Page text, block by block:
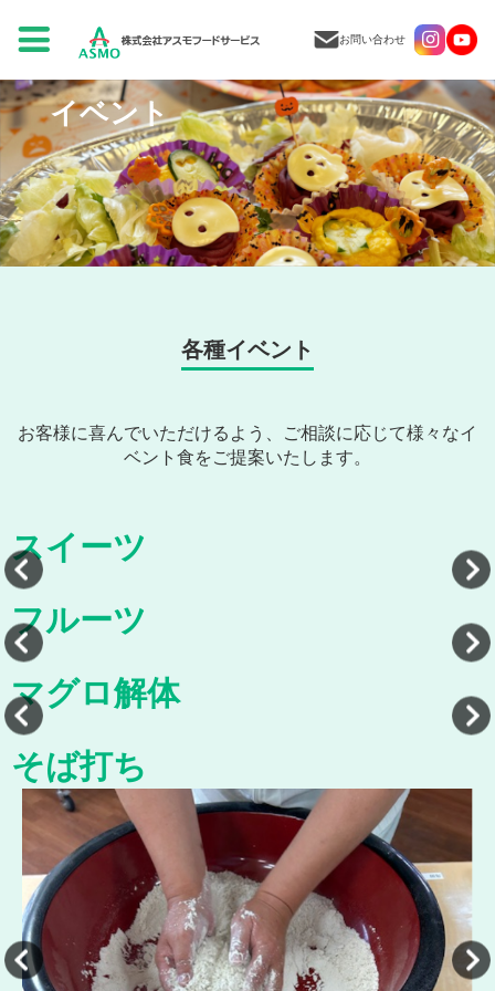
お問い合わせ
イベント
各種イベント
お客様に喜んでいただけるよう、ご相談に応じて様々なイ
ベント食をご提案いたします。
スイーツ
フルーツ
マグロ解体
そば打ち